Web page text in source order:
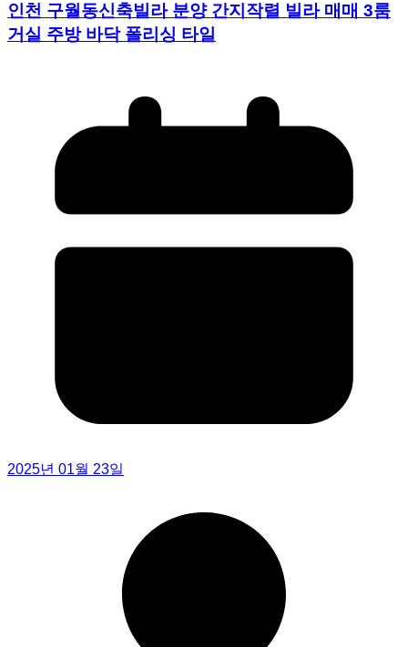
인천 구월동신축빌라 분양 간지작렬 빌라 매매 3룸
거실 주방 바닥 폴리싱 타일
2025년 01월 23일